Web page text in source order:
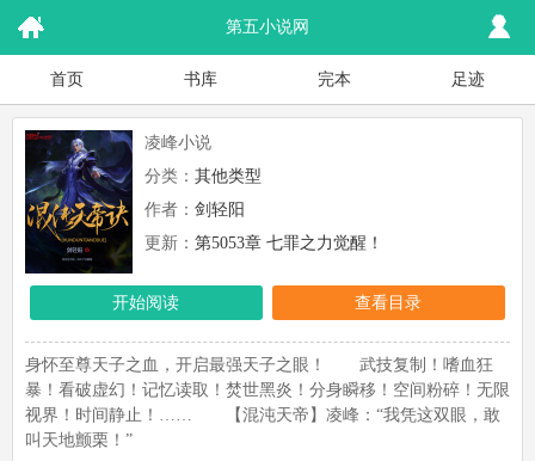
第五小说网
首页 书库 完本 足迹
凌峰小说
分类： 其他类型
作者： 剑轻阳
更新： 第5053章 七罪之力觉醒！
开始阅读 查看目录
身怀至尊天子之血，开启最强天子之眼！ 武技复制！嗜血狂
暴！看破虚幻！记忆读取！焚世黑炎！分身瞬移！空间粉碎！无限
视界！时间静止！…… 【混沌天帝】凌峰：“我凭这双眼，敢
叫天地颤栗！”